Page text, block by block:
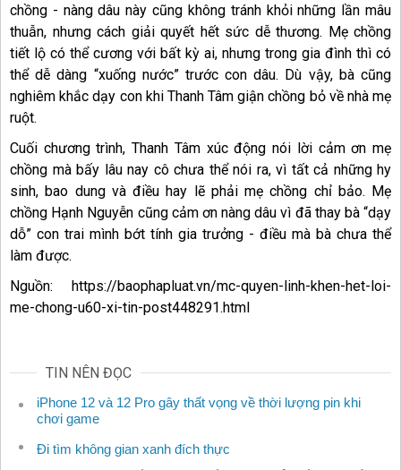
chồng - nàng dâu này cũng không tránh khỏi những lần mâu
thuẫn, nhưng cách giải quyết hết sức dễ thương. Mẹ chồng
tiết lộ có thể cương với bất kỳ ai, nhưng trong gia đình thì có
thể dễ dàng “xuống nước” trước con dâu. Dù vậy, bà cũng
nghiêm khắc dạy con khi Thanh Tâm giận chồng bỏ về nhà mẹ
ruột.
Cuối chương trình, Thanh Tâm xúc động nói lời cảm ơn mẹ
chồng mà bấy lâu nay cô chưa thể nói ra, vì tất cả những hy
sinh, bao dung và điều hay lẽ phải mẹ chồng chỉ bảo. Mẹ
chồng Hạnh Nguyễn cũng cảm ơn nàng dâu vì đã thay bà “dạy
dỗ” con trai mình bớt tính gia trưởng - điều mà bà chưa thể
làm được.
Nguồn: https://baophapluat.vn/mc-quyen-linh-khen-het-loi-
me-chong-u60-xi-tin-post448291.html
TIN NÊN ĐỌC
iPhone 12 và 12 Pro gây thất vọng về thời lượng pin khi
chơi game
Đi tìm không gian xanh đích thực